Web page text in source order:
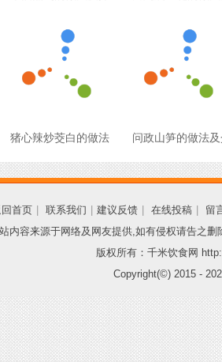
猪心辣炒茭白的做法 问政山笋的做法
回首页 联系我们 建议反馈 在线投稿
留
内容来源于网络及网友提供,如有侵权请告之
版权所有：千米饮食网
Copyright(©) 2015 -